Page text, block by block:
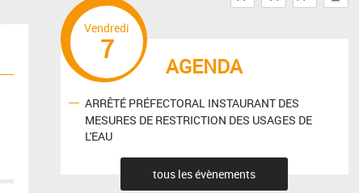
AGENDA
Vendredi
7
ARRÊTÉ PRÉFECTORAL INSTAURANT DES
MESURES DE RESTRICTION DES USAGES DE
L'EAU
tous les évènements